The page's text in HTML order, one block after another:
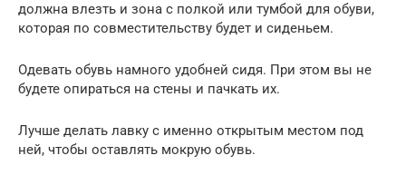
должна влезть и зона с полкой или тумбой для обуви,
которая по совместительству будет и сиденьем.
Одевать обувь намного удобней сидя. При этом вы не
будете опираться на стены и пачкать их.
Лучше делать лавку с именно открытым местом под
ней, чтобы оставлять мокрую обувь.